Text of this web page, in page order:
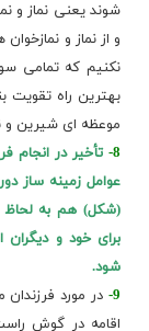
شوند یعنی نماز و
و از نماز و
نکنیم که تمامی
بهترین راه تقویت
موعظه ای شیرین
8- تأخیر در انجام
عوامل زمینه ساز
(شکل) هم به لحاظ
برای خود و
شود.
9- در مورد
اقامه در گوش